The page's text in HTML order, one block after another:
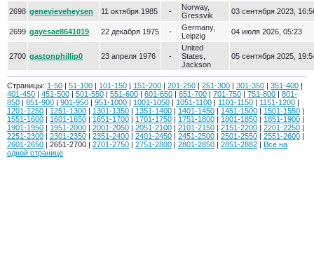
2698 genevieveheysen 11 октября 1985 -
Norway,
Gressvik
03 сентября 2023,
2699 gayesae8641019 22 декабря 1975 -
Germany,
Leipzig
04 июля 2026, 05:23
2700 gastonphillip0 23 апреля 1976 -
United
States,
Jackson
05 сентября 2025,
Страницы: 1-50 | 51-100 | 101-150 | 151-200 | 201-250 | 251-300 | 301-350 | 351-400 |
401-450 | 451-500 | 501-550 | 551-600 | 601-650 | 651-700 | 701-750 | 751-800 | 801-
850 | 851-900 | 901-950 | 951-1000 | 1001-1050 | 1051-1100 | 1101-1150 | 1151-1200 |
1201-1250 | 1251-1300 | 1301-1350 | 1351-1400 | 1401-1450 | 1451-1500 | 1501-1550 |
1551-1600 | 1601-1650 | 1651-1700 | 1701-1750 | 1751-1800 | 1801-1850 | 1851-1900 |
1901-1950 | 1951-2000 | 2001-2050 | 2051-2100 | 2101-2150 | 2151-2200 | 2201-2250 |
2251-2300 | 2301-2350 | 2351-2400 | 2401-2450 | 2451-2500 | 2501-2550 | 2551-2600 |
2601-2650 | 2651-2700 | 2701-2750 | 2751-2800 | 2801-2850 | 2851-2882 | Все на
одной странице